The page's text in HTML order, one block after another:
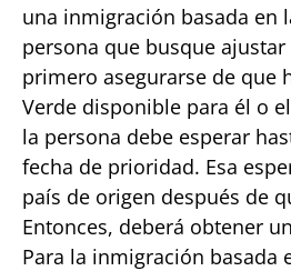
una inmigración basada en
persona que busque
primero asegurarse de que
Verde disponible para él o
la persona debe esperar
fecha de prioridad. Esa
país de origen después de
Entonces, deberá obtener
Para la inmigración basada